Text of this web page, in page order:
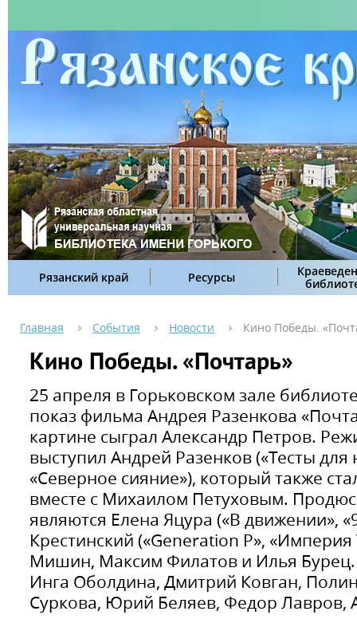
Рязанский край Ресурсы
Главная События Новости Кино Победы.
Кино Победы. «Почтарь»
25 апреля в Горьковском зале
показ фильма Андрея Разенкова
картине сыграл Александр Петров.
выступил Андрей Разенков («Тесты
«Северное сияние»), который также
вместе с Михаилом Петуховым.
являются Елена Яцура («В движении»,
Крестинский («Generation P», «Империя
Мишин, Максим Филатов и Илья
Инга Оболдина, Дмитрий Ковган,
Суркова, Юрий Беляев, Федор Лавров,